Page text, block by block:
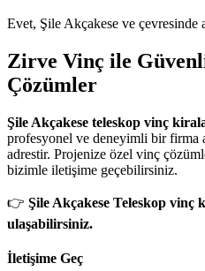
Evet, Şile Akçakese ve çevresinde
Zirve Vinç ile
Çözümler
Şile Akçakese teleskop vinç
profesyonel ve deneyimli bir firma
adrestir. Projenize özel vinç
bizimle iletişime geçebilirsiniz.
👉 Şile Akçakese Teleskop vinç
ulaşabilirsiniz.
İletişime Geç